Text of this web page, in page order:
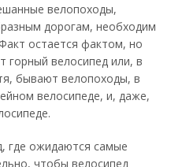
велопоходы,
дорогам, необходим
остается фактом, но
горный велосипед или, в
бывают велопоходы, в
велосипеде, и, даже,
где ожидаются самые
чтобы велосипед